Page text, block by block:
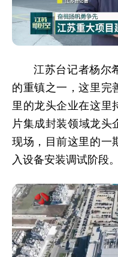
江苏台记者杨尔
的重镇之一，这里完
里的龙头企业在这里
片集成封装领域龙
现场，目前这里的一
入设备安装调试阶段。